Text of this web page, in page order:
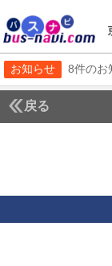
お知らせ 8件のお
戻る